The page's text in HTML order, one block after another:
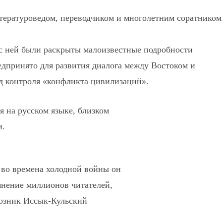
переводчиком и многолетним соратником
были раскрыты малоизвестные подробности
для развития диалога между Востоком и
контроля «конфликта цивилизаций».
на русском языке, близком
времена холодной войны он
миллионов читателей,
Иссык-Кульский